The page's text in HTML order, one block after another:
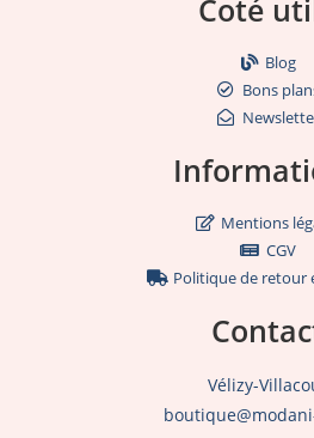
Coté
Blog
Bons
Mentions
CGV
Politique de retour
Vélizy-